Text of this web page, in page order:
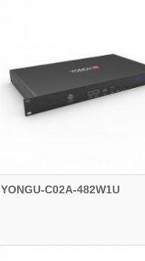
YONGU-C02A-482W1U